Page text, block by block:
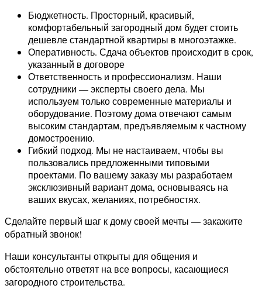
Бюджетность. Просторный, красивый,
комфортабельный загородный дом будет стоить
дешевле стандартной квартиры в многоэтажке.
Оперативность. Сдача объектов происходит в срок,
указанный в договоре
Ответственность и профессионализм. Наши
сотрудники — эксперты своего дела. Мы
используем только современные материалы и
оборудование. Поэтому дома отвечают самым
высоким стандартам, предъявляемым к частному
домостроению.
Гибкий подход. Мы не настаиваем, чтобы вы
пользовались предложенными типовыми
проектами. По вашему заказу мы разработаем
эксклюзивный вариант дома, основываясь на
ваших вкусах, желаниях, потребностях.
Сделайте первый шаг к дому своей мечты — закажите
обратный звонок!
Наши консультанты открыты для общения и
обстоятельно ответят на все вопросы, касающиеся
загородного строительства.